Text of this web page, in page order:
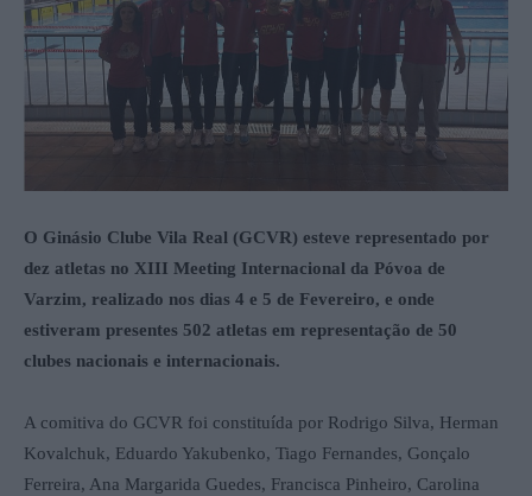
O Ginásio Clube Vila Real (GCVR) esteve representado por
dez atletas no XIII Meeting Internacional da Póvoa de
Varzim, realizado nos dias 4 e 5 de Fevereiro, e onde
estiveram presentes 502 atletas em representação de 50
clubes nacionais e internacionais.
A comitiva do GCVR foi constituída por Rodrigo Silva, Herman
Kovalchuk, Eduardo Yakubenko, Tiago Fernandes, Gonçalo
Ferreira, Ana Margarida Guedes, Francisca Pinheiro, Carolina